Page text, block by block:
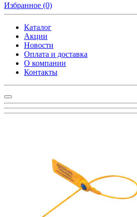
Избранное (0)
Каталог
Акции
Новости
Оплата и доставка
О компании
Контакты